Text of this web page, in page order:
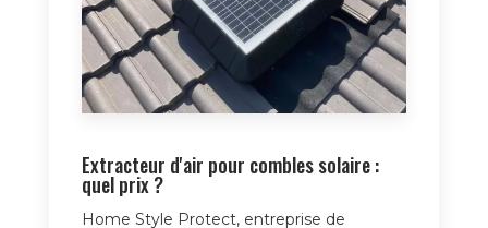
Extracteur d'air pour combles solaire :
quel prix ?
Home Style Protect, entreprise de